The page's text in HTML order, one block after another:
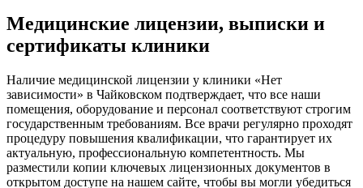
Медицинские лицензии, выписки и
сертификаты клиники
Наличие медицинской лицензии у клиники «Нет
зависимости» в Чайковском подтверждает, что все наши
помещения, оборудование и персонал соответствуют строгим
государственным требованиям. Все врачи регулярно проходят
процедуру повышения квалификации, что гарантирует их
актуальную, профессиональную компетентность. Мы
разместили копии ключевых лицензионных документов в
открытом доступе на нашем сайте, чтобы вы могли убедиться